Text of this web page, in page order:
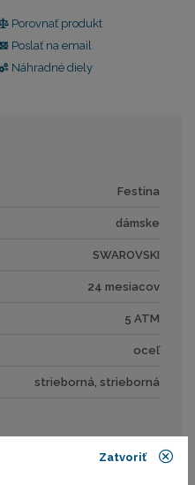
Porovnať produkt
Poslať na email
Náhradné diely
Festina
dámske
SWAROVSKI
24 mesiacov
5 ATM
oceľ
strieborná, strieborná
Zatvoriť